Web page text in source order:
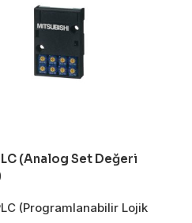
(Analog Set Değeri
(Programlanabilir Lojik